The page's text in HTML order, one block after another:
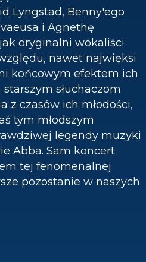
Lyngstad, Benny'ego
i Agnethę
oryginalni wokaliści
nawet najwięksi
końcowym efektem ich
słuchaczom
z czasów ich młodości,
tym młodszym
legendy muzyki
Abba. Sam koncert
tej fenomenalnej
pozostanie w naszych